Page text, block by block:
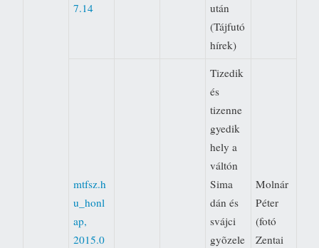
7.14
után
(Tájfutó
hírek)
mtfsz.h
u_honl
ap,
2015.0
Tizedik
és
tizenne
gyedik
hely a
váltón 
Sima
dán és
svájci
gyõzele
Molnár
Péter
(fotó
Zentai